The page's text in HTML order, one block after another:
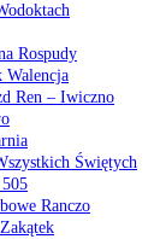
Rospudy
Walencja
Ren – Iwiczno
Świętych
Ranczo